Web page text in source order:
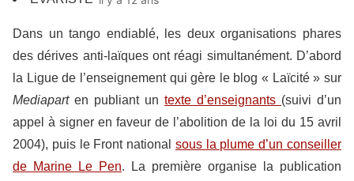
Dans un tango endiablé, les deux organisations phares
des dérives anti-laïques ont réagi simultanément. D’abord
la Ligue de l’enseignement qui gère le blog « Laïcité » sur
Mediaparten publiant un texte d’enseignants (suivi d’un
appel à signer en faveur de l’abolition de la loi du 15 avril
2004), puis le Front national sous la plume d’un conseiller
de Marine Le Pen. La première organise la publication